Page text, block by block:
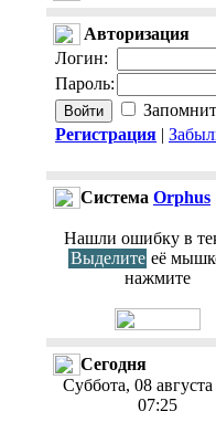
Авторизация
Логин:
Пароль:
Регистрация |
Cистема Orphus
Нашли ошибку в
Выделите её
нажмите
Сегодня
Суббота, 08
07:25